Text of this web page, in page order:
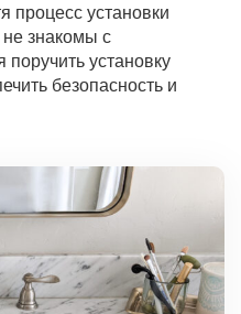
процесс установки
не знакомы с
установку
безопасность и